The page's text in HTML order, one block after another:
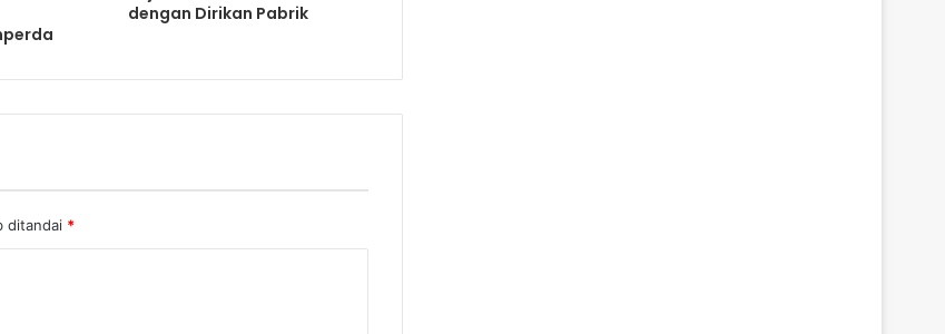
dengan Dirikan Pabrik
ditandai *